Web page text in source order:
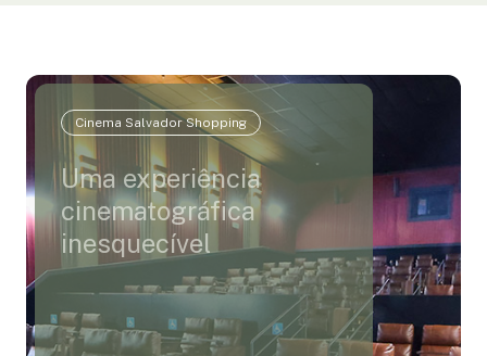
Cinema Salvador Shopping
Uma experiência
cinematográfica
inesquecível